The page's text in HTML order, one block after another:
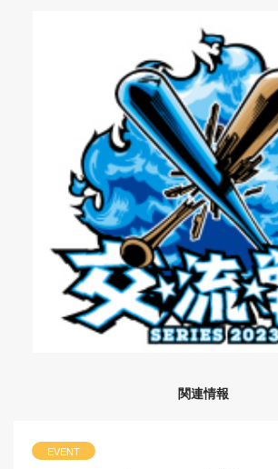
関連情報
EVENT